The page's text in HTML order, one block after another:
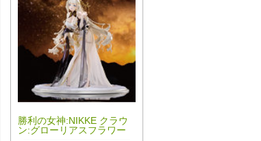
勝利の女神:NIKKE クラウ
ン:グローリアスフラワー